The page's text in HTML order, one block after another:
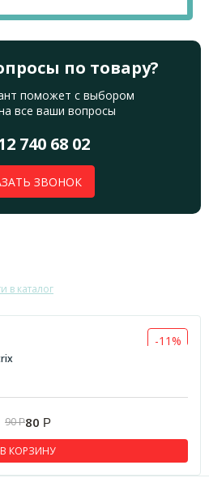
по товару?
поможет с выбором
все ваши вопросы
740 68 02
ЗВОНОК
в каталог
-11%
90Р80 Р
В КОРЗИНУ